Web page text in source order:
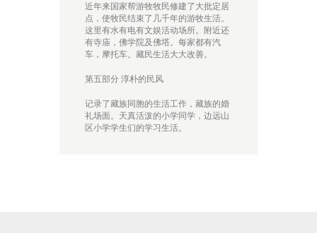
近年来国家帮游牧牧民修建了大批定居
点，使牧民结束了几千年的游牧生活。
这里有水有电有文娱活动场所。附近还
有寺庙，佛学院及佛塔。每家都有汽
车，摩托车。藏民生活大大改善。
第五部分 淳朴的民风
记录了藏族同胞的生活工作，藏族的婚
礼场面。天真活泼的小学同学，边远山
区小学学生们的学习生活。